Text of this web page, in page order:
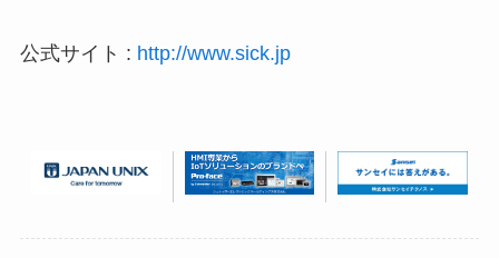
公式サイト : http://www.sick.jp